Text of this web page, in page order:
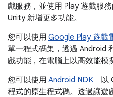
戲服務，並使用 Play 遊戲服
Unity 新增更多功能。
您可以使用 Google Play 遊戲
單一程式碼集，透過 Android
戲功能，在電腦上以高效能模
您可以使用 Android NDK ，
程式的原生程式碼。透過讓遊